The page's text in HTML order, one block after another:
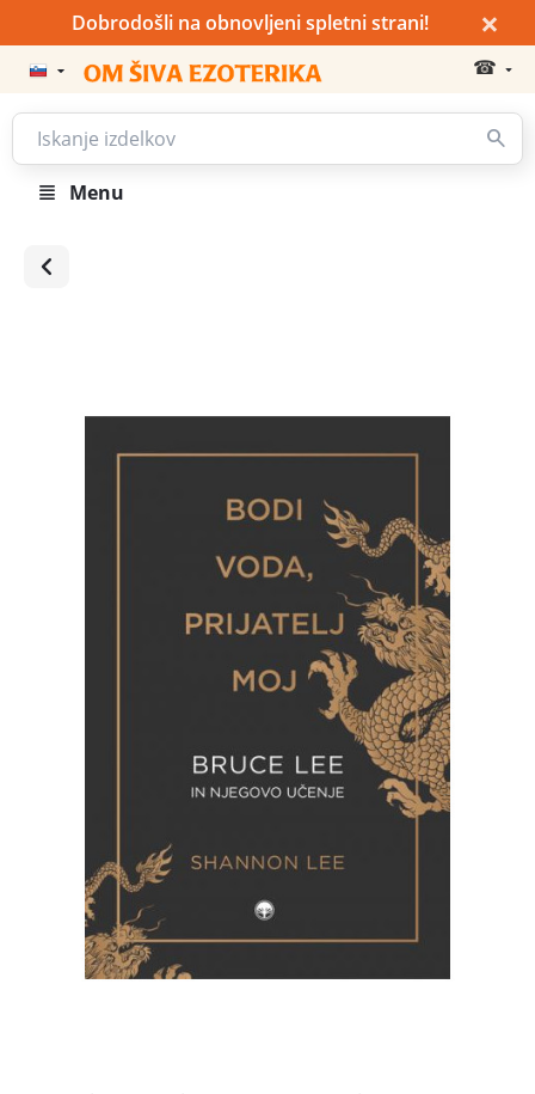
Dobrodošli na obnovljeni spletni strani! ×
☎
Menu